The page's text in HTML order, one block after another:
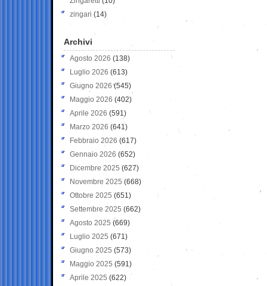
zingari (14)
Archivi
Agosto 2026 (138)
Luglio 2026 (613)
Giugno 2026 (545)
Maggio 2026 (402)
Aprile 2026 (591)
Marzo 2026 (641)
Febbraio 2026 (617)
Gennaio 2026 (652)
Dicembre 2025 (627)
Novembre 2025 (668)
Ottobre 2025 (651)
Settembre 2025 (662)
Agosto 2025 (669)
Luglio 2025 (671)
Giugno 2025 (573)
Maggio 2025 (591)
Aprile 2025 (622)